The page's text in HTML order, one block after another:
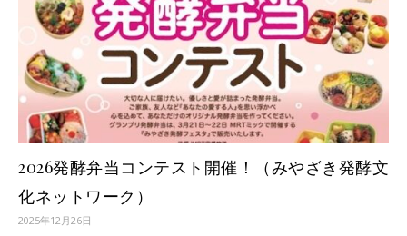
2026発酵弁当コンテスト開催！（みやざき発酵文
化ネットワーク）
2025年12月26日